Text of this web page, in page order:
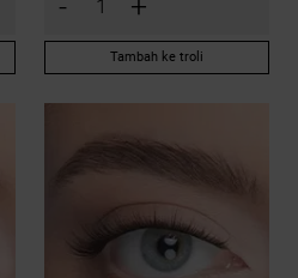
Tambah ke troli